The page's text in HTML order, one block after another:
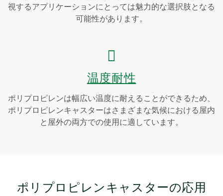
視するアプリケーションにとっては魅力的な選択肢となる
可能性があります。
温度耐性
ポリプロピレンは幅広い温度に耐えることができるため、
ポリプロピレンキャスターはさまざまな気候における屋内
と屋外の両方での使用に適しています。
ポリプロピレンキャスターの応用